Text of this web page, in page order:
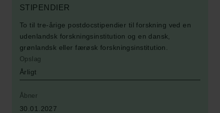
To til tre-årige postdocstipendier til forskning ved en
udenlandsk forskningsinstitution og en dansk,
grønlandsk eller færøsk forskningsinstitution.
Opslag
Årligt
Åbner
30.01.2027